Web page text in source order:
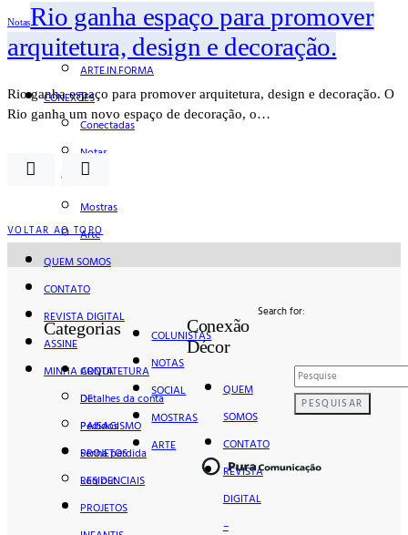
COLUNA SERGIO ZOBARAN
COLUNA WAIR DE PAULA
ARTE.IN.FORMA
CONEXÕES
Conectadas
Notas
Social
Mostras
Arte
QUEM SOMOS
CONTATO
REVISTA DIGITAL
ASSINE
MINHA CONTA
Detalhes da conta
Pedidos
Senha perdida
Log out
NotasRio ganha espaço para promover
arquitetura, design e decoração.
Rio ganha espaço para promover arquitetura, design e decoração. O
Rio ganha um novo espaço de decoração, o…
VOLTAR AO TOPO
Categorias
ARQUITETURA
DE
PAISAGISMO
PROJETOS
RESIDENCIAIS
PROJETOS
COLUNISTAS
NOTAS
SOCIAL
MOSTRAS
ARTE
Conexão
Décor
QUEM
SOMOS
CONTATO
REVISTA
DIGITAL
–
Search for:
PESQUISAR